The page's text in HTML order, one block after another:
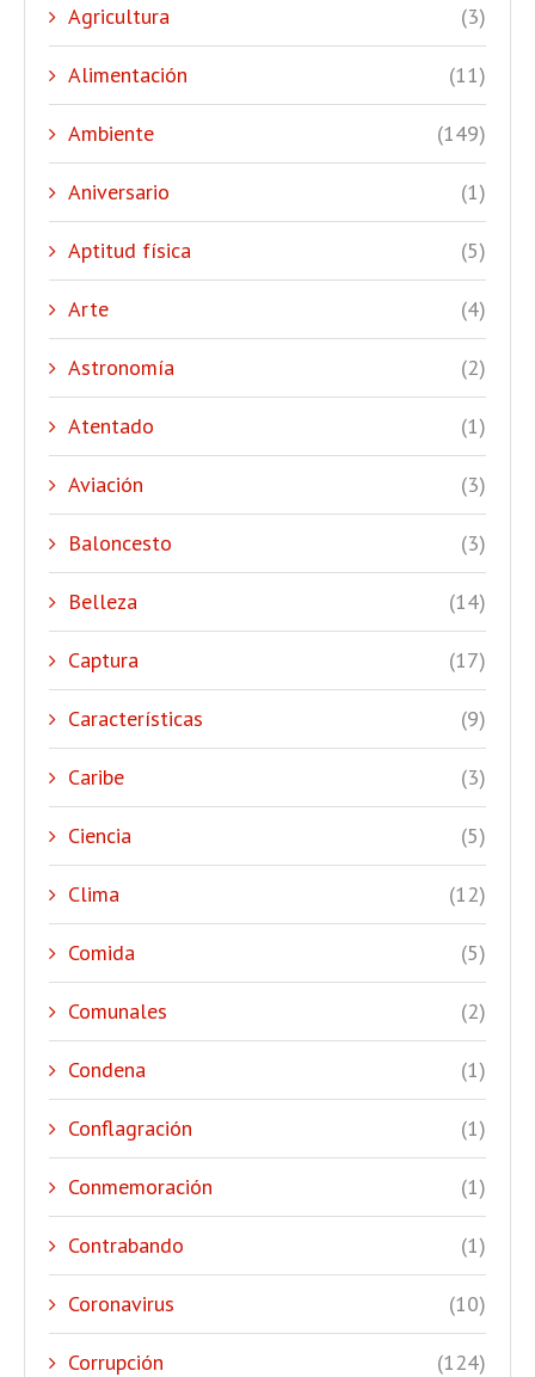
Agricultura (3)
Alimentación (11)
Ambiente (149)
Aniversario (1)
Aptitud física (5)
Arte (4)
Astronomía (2)
Atentado (1)
Aviación (3)
Baloncesto (3)
Belleza (14)
Captura (17)
Características (9)
Caribe (3)
Ciencia (5)
Clima (12)
Comida (5)
Comunales (2)
Condena (1)
Conflagración (1)
Conmemoración (1)
Contrabando (1)
Coronavirus (10)
Corrupción (124)